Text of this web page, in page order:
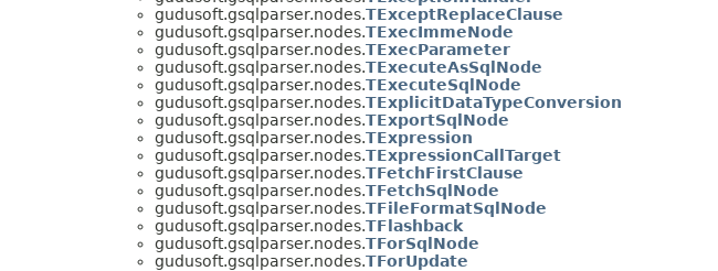
gudusoft.gsqlparser.nodes.TExceptReplaceClause
gudusoft.gsqlparser.nodes.TExecImmeNode
gudusoft.gsqlparser.nodes.TExecParameter
gudusoft.gsqlparser.nodes.TExecuteAsSqlNode
gudusoft.gsqlparser.nodes.TExecuteSqlNode
gudusoft.gsqlparser.nodes.TExplicitDataTypeConversion
gudusoft.gsqlparser.nodes.TExportSqlNode
gudusoft.gsqlparser.nodes.TExpression
gudusoft.gsqlparser.nodes.TExpressionCallTarget
gudusoft.gsqlparser.nodes.TFetchFirstClause
gudusoft.gsqlparser.nodes.TFetchSqlNode
gudusoft.gsqlparser.nodes.TFileFormatSqlNode
gudusoft.gsqlparser.nodes.TFlashback
gudusoft.gsqlparser.nodes.TForSqlNode
gudusoft.gsqlparser.nodes.TForUpdate